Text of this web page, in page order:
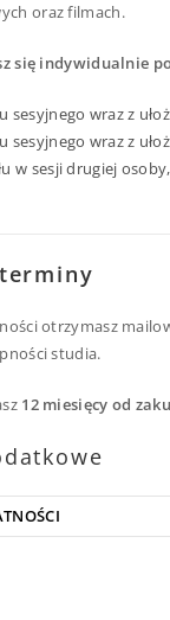
oraz filmach.
się indywidualnie
sesyjnego wraz z
wraz z
w sesji drugiej
otrzymasz
studia.
12 miesięcy od